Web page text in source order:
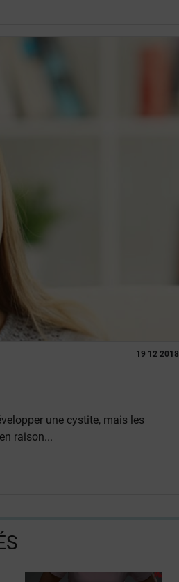
19 12 2018
une cystite, mais les
raison...